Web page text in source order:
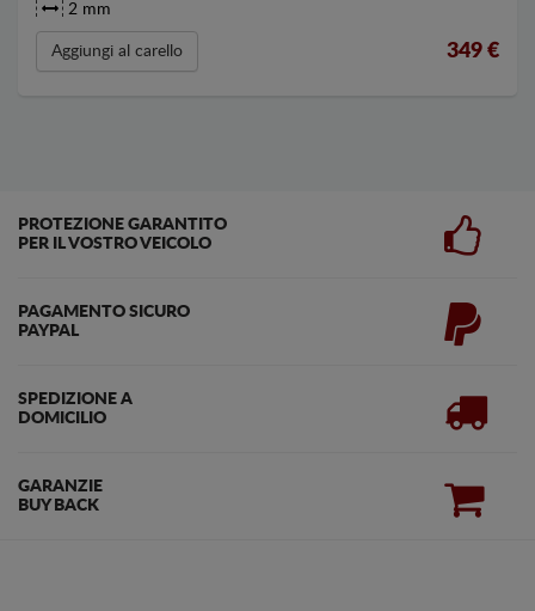
2 mm
Aggiungi al carello 349 €
PROTEZIONE GARANTITO
PER IL VOSTRO VEICOLO
PAGAMENTO SICURO
PAYPAL
SPEDIZIONE A
DOMICILIO
GARANZIE
BUY BACK